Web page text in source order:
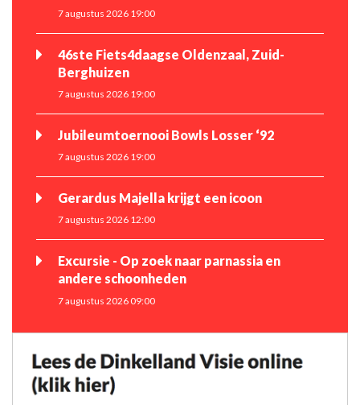
7 augustus 2026 19:00
46ste Fiets4daagse Oldenzaal, Zuid-
Berghuizen
7 augustus 2026 19:00
Jubileumtoernooi Bowls Losser ‘92
7 augustus 2026 19:00
Gerardus Majella krijgt een icoon
7 augustus 2026 12:00
Excursie - Op zoek naar parnassia en
andere schoonheden
7 augustus 2026 09:00